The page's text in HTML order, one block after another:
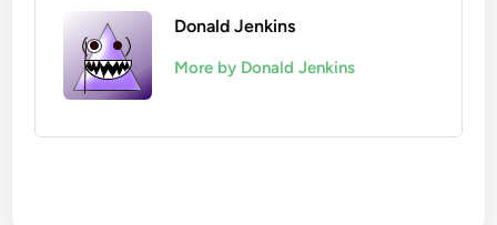
Donald Jenkins
More by Donald Jenkins